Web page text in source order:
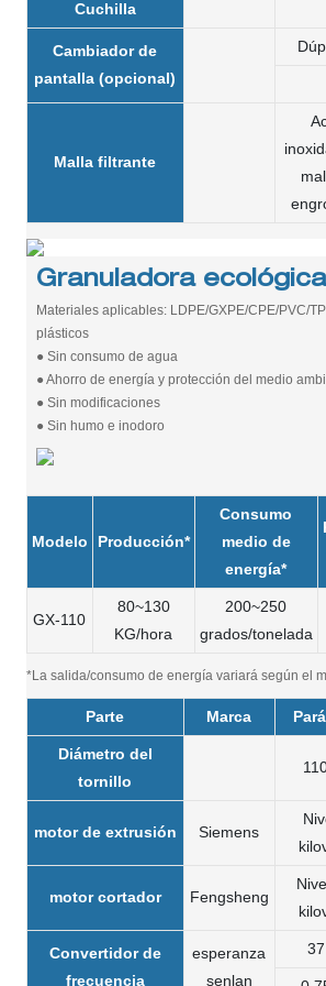
Cuchilla
Cambiador de
pantalla (opcional)
Malla filtrante
Granuladora ecológica
Materiales aplicables: LDPE/GXPE/CPE/PVC/
plásticos
● Sin consumo de agua
● Ahorro de energía y protección del medio
● Sin modificaciones
● Sin humo e inodoro
Modelo Producción*
Consumo
medio de
energía*
GX-110
80~130
KG/hora
200~250
grados/tonelada
*La salida/consumo de energía variará según el
Parte Marca
Diámetro del
tornillo
motor de extrusión Siemens
motor cortador Fengsheng
Convertidor de
frecuencia
esperanza
senlan